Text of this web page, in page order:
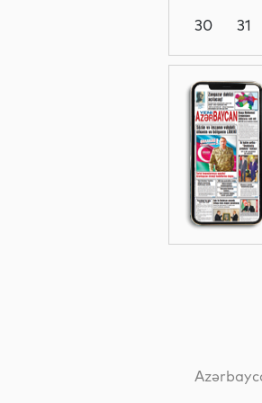
Dünya
Dünya
30
31